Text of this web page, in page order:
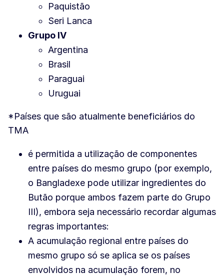
Paquistão
Seri Lanca
Grupo IV
Argentina
Brasil
Paraguai
Uruguai
*Países que são atualmente beneficiários do
TMA
é permitida a utilização de componentes
entre países do mesmo grupo (por exemplo,
o Bangladexe pode utilizar ingredientes do
Butão porque ambos fazem parte do Grupo
III), embora seja necessário recordar algumas
regras importantes:
A acumulação regional entre países do
mesmo grupo só se aplica se os países
envolvidos na acumulação forem, no